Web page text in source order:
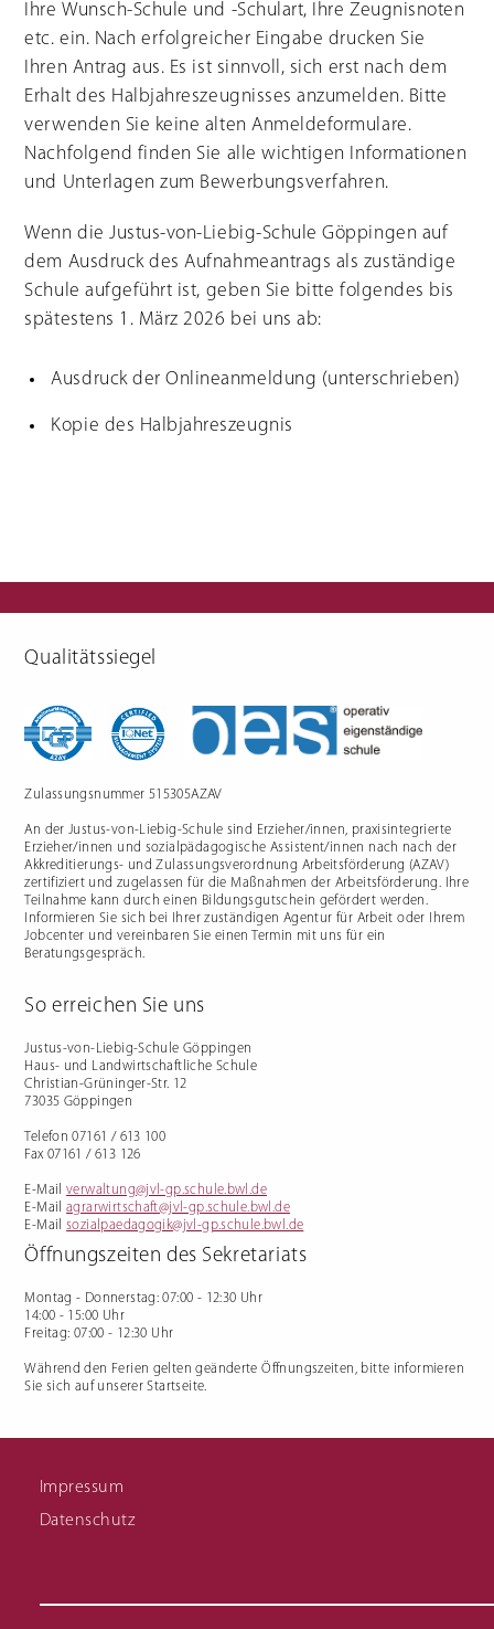
Gartenbau & Floristik
Gärtner/in
Florist/in
Management im Gartenbau
Hauswirtschaft
Berufsfachschule Hauswirtschaft
und Ernährung (2BFS)
Ausbildungsvorbereitung
(AV/AVdual)
Vorqualifizierungsjahr
Arbeit/Beruf: mit Schwerpunkt
Kooperationsklasse
Förderschule (VABKF)
Berufliche Eingliederung für
Förderschüler:innen (BVE)
Externenprüfung
Hauswirtschafter:in
Ausbildung Hauswirtschafter:in
Ihre Wunsch-Schule und -Schulart, Ihre Zeugnisnoten
etc. ein. Nach erfolgreicher Eingabe drucken Sie
Ihren Antrag aus. Es ist sinnvoll, sich erst nach dem
Erhalt des Halbjahreszeugnisses anzumelden. Bitte
verwenden Sie keine alten Anmeldeformulare.
Nachfolgend finden Sie alle wichtigen Informationen
und Unterlagen zum Bewerbungsverfahren.
Wenn die Justus-von-Liebig-Schule Göppingen auf
dem Ausdruck des Aufnahmeantrags als zuständige
Schule aufgeführt ist, geben Sie bitte folgendes bis
spätestens 1. März 2026 bei uns ab:
Ausdruck der Onlineanmeldung (unterschrieben)
Kopie des Halbjahreszeugnis
Qualitätssiegel
Zulassungsnummer 515305AZAV
An der Justus-von-Liebig-Schule sind Erzieher/innen, praxisintegrierte
Erzieher/innen und sozialpädagogische Assistent/innen nach nach der
Akkreditierungs- und Zulassungsverordnung Arbeitsförderung (AZAV)
zertifiziert und zugelassen für die Maßnahmen der Arbeitsförderung. Ihre
Teilnahme kann durch einen Bildungsgutschein gefördert werden.
Informieren Sie sich bei Ihrer zuständigen Agentur für Arbeit oder Ihrem
Jobcenter und vereinbaren Sie einen Termin mit uns für ein
Beratungsgespräch.
So erreichen Sie uns
Justus-von-Liebig-Schule Göppingen
Haus- und Landwirtschaftliche Schule
Christian-Grüninger-Str. 12
73035 Göppingen
Telefon 07161 / 613 100
Fax 07161 / 613 126
E-Mailverwaltung@jvl-gp.schule.bwl.de
E-Mailagrarwirtschaft@jvl-gp.schule.bwl.de
E-Mailsozialpaedagogik@jvl-gp.schule.bwl.de
Öffnungszeiten des Sekretariats
Montag - Donnerstag: 07:00 - 12:30 Uhr
14:00 - 15:00 Uhr
Freitag: 07:00 - 12:30 Uhr
Während den Ferien gelten geänderte Öffnungszeiten, bitte informieren
Sie sich auf unserer Startseite.
Impressum
Datenschutz